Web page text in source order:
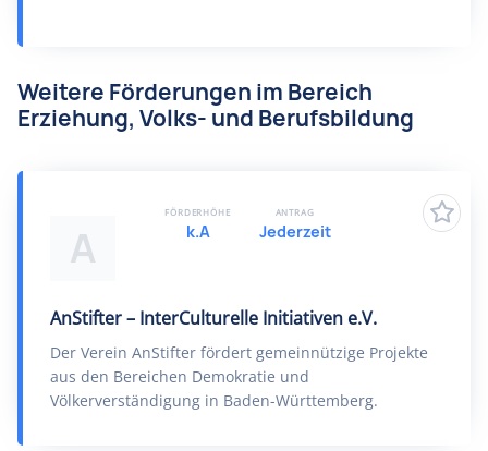
Weitere Förderungen im Bereich
Erziehung, Volks- und Berufsbildung
A
AnStifter – InterCulturelle Initiativen e.V.
Der Verein AnStifter fördert gemeinnützige Projekte
aus den Bereichen Demokratie und
Völkerverständigung in Baden-Württemberg.
FÖRDERHÖHE
k.A
ANTRAG
Jederzeit